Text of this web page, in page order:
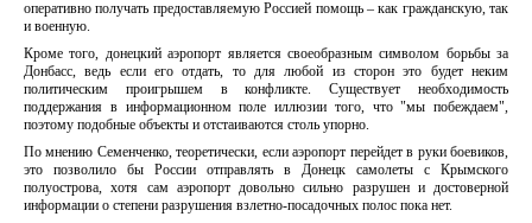
оперативно получать предоставляемую Россией помощь – как гражданскую, так
и военную.
Кроме того, донецкий аэропорт является своеобразным символом борьбы за
Донбасс, ведь если его отдать, то для любой из сторон это будет неким
политическим проигрышем в конфликте. Существует необходимость
поддержания в информационном поле иллюзии того, что "мы побеждаем",
поэтому подобные объекты и отстаиваются столь упорно.
По мнению Семенченко, теоретически, если аэропорт перейдет в руки боевиков,
это позволило бы России отправлять в Донецк самолеты с Крымского
полуострова, хотя сам аэропорт довольно сильно разрушен и достоверной
информации о степени разрушения взлетно-посадочных полос пока нет.